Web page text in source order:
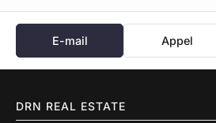
E-mail Appel
DRN REAL ESTATE